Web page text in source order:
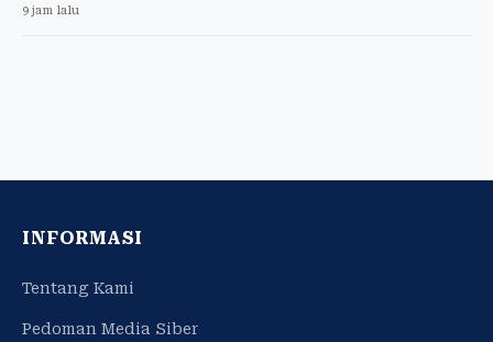
9 jam lalu
INFORMASI
Tentang Kami
Pedoman Media Siber